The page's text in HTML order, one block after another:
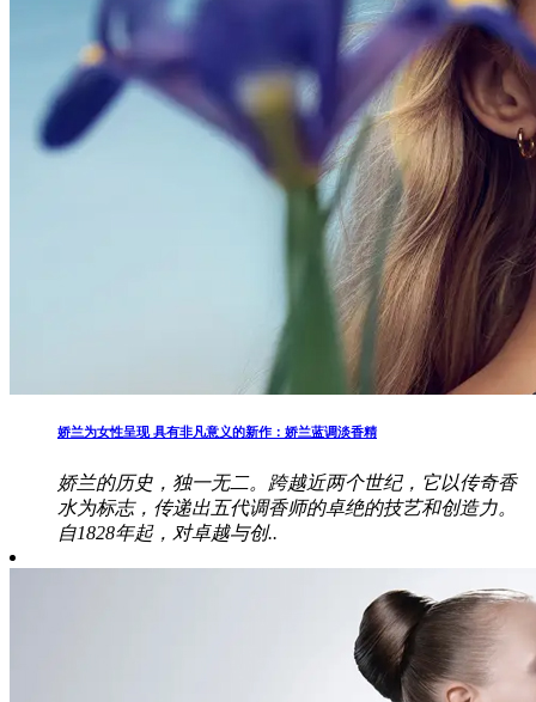
娇兰为女性呈现 具有非凡意义的新作：娇兰蓝调淡香精
娇兰的历史，独一无二。跨越近两个世纪，它以传奇香
水为标志，传递出五代调香师的卓绝的技艺和创造力。
自1828年起，对卓越与创..